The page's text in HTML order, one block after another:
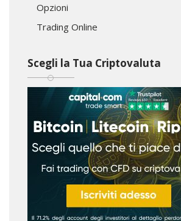
Opzioni
Trading Online
Scegli la Tua Criptovaluta